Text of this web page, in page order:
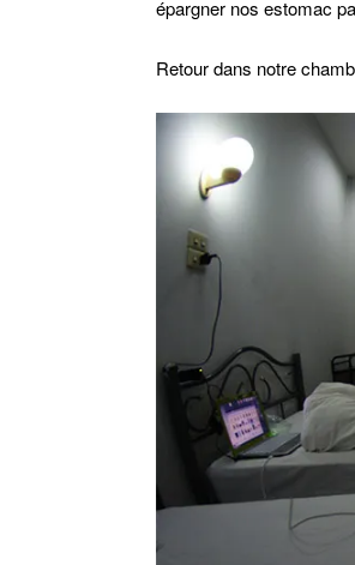
épargner nos estomac
Retour dans notre